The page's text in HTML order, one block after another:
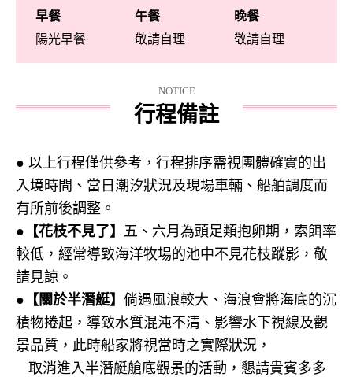
早餐
陽光早餐
午餐
敬請自理
晚餐
敬請自理
NOTICE
行程備註
● 以上行程僅供參考，行程排序需視團體確實的出
入境時間、當日潮汐狀況及現場車輛、船舶調度而
有所前後調整。
● 【花枝不見了】 五、六月為頭足類抱卵期，索餌率
較低，經常導致海洋牧場的池中不見花枝蹤影，敬
請見諒。
● 【關於半潛艇】 倘遇風浪較大、海浪會將海底的沉
積物捲起，導致水質混沌不清、影響水下視線及觀
景品質，此時船家將視當時之實際狀況，
取消進入半潛艇艙底觀景的活動，懇請貴賓多多